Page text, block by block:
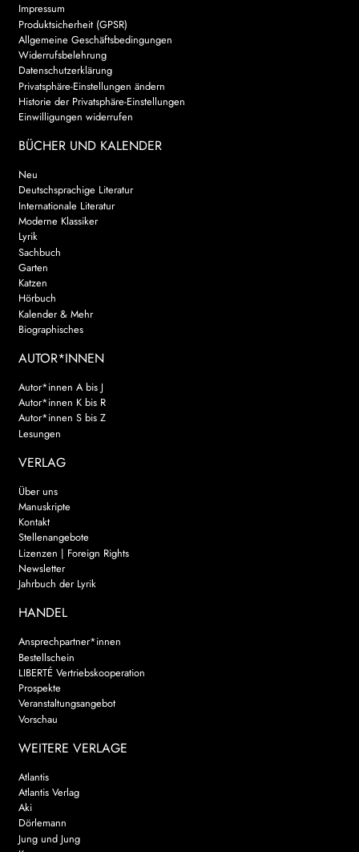
Impressum
Produktsicherheit (GPSR)
Allgemeine Geschäftsbedingungen
Widerrufsbelehrung
Datenschutzerklärung
Privatsphäre-Einstellungen ändern
Historie der Privatsphäre-Einstellungen
Einwilligungen widerrufen
BÜCHER UND KALENDER
Neu
Deutschsprachige Literatur
Internationale Literatur
Moderne Klassiker
Lyrik
Sachbuch
Garten
Katzen
Hörbuch
Kalender & Mehr
Biographisches
AUTOR*INNEN
Autor*innen A bis J
Autor*innen K bis R
Autor*innen S bis Z
Lesungen
VERLAG
Über uns
Manuskripte
Kontakt
Stellenangebote
Lizenzen | Foreign Rights
Newsletter
Jahrbuch der Lyrik
HANDEL
Ansprechpartner*innen
Bestellschein
LIBERTÉ Vertriebskooperation
Prospekte
Veranstaltungsangebot
Vorschau
WEITERE VERLAGE
Atlantis
Atlantis Verlag
Aki
Dörlemann
Jung und Jung